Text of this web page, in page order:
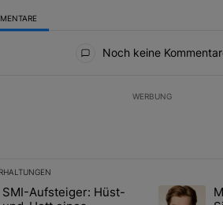
Noch keine
WERBUNG
ist eine Liste der am meisten
mit dem Titel "SMI-Aufsteiger: Hüst-
SMI-Aufsteiger: Hüst-
Ein